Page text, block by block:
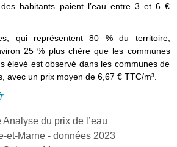
habitants paient l’eau entre 3 et 6 €
qui représentent 80 % du territoire,
25 % plus chère que les communes
élevé est observé dans les communes de
avec un prix moyen de 6,67 € TTC/m³.